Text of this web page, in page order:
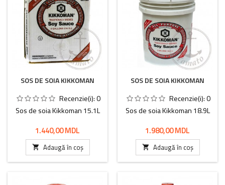
SOS DE SOIA KIKKOMAN
Recenzie(i):0
Sos de soia Kikkoman 15.1L
Preț
1.440,00 MDL
 Adaugă în coș
SOS DE SOIA KIKKOMAN
Recenzie(i):0
Sos de soia Kikkoman 18.9L
Preț
1.980,00 MDL
 Adaugă în coș